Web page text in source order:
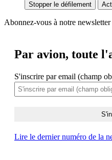
Stopper le défilement
Abonnez-vous à notre newsletter
Par avion, toute
S'inscrire par email (champ
Lire le dernier numéro de la